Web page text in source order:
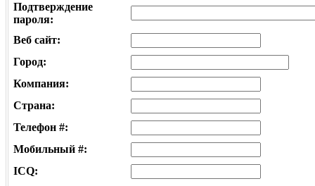
Подтверждение
пароля:
Веб сайт:
Город:
Компания:
Страна:
Телефон #:
Мобильный #:
ICQ: